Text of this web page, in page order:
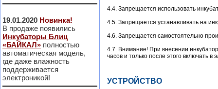
19.01.2020 Новинка!
В продаже появились
Инкубаторы Блиц
«БАЙКАЛ» полностью
автоматическая модель,
где даже влажность
поддерживается
электроникой!
4.4. Запрещается использовать
4.5. Запрещается устанавливать на
4.6. Запрещается самостоятельно
4.7. Внимание! При внесении
часов и только после этого включать в
УСТРОЙСТВО